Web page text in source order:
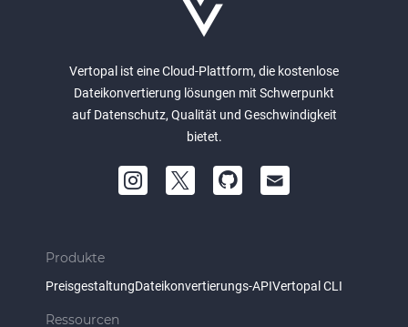
Vertopal ist eine Cloud-Plattform, die kostenlose
Dateikonvertierung lösungen mit Schwerpunkt
auf Datenschutz, Qualität und Geschwindigkeit
bietet.
Produkte
PreisgestaltungDateikonvertierungs-APIVertopal CLI
Ressourcen